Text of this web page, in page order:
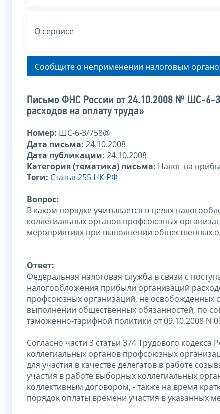
О сервисе
Сообщите о неприменении налоговым
Письмо ФНС России от 24.10.2008 № ШС-6-
расходов на оплату труда»
Номер: ШС-6-3/758@
Дата письма: 24.10.2008
Дата публикации: 24.10.2008
Категория (тематика) письма: Налог на
Теги: Статья 255 НК РФ
Вопрос:
В каком порядке учитывается в целях
коллегиальных органов профсоюзных
мероприятиях при выполнении общественных
Ответ:
Федеральная налоговая служба в связи с
налогообложения прибыли организаций
профсоюзных организаций, не освобожденных
выполнении общественных обязанностей, по
таможенно-тарифной политики от 09.10.2008 N
Согласно части 3 статьи 374 Трудового
коллегиальных органов профсоюзных
для участия в качестве делегатов в работе
участия в работе выборных коллегиальных
коллективным договором, - также на время
порядок оплаты времени участия в указанных